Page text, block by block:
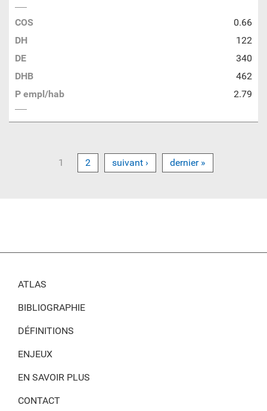
COS
0.66
DH
122
DE
340
DHB
462
P empl/hab
2.79
1 2 suivant › dernier »
ATLAS
BIBLIOGRAPHIE
DÉFINITIONS
ENJEUX
EN SAVOIR PLUS
CONTACT